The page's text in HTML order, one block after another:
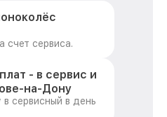
счет сервиса.
- в сервис и
на-Дону
сервисный в день